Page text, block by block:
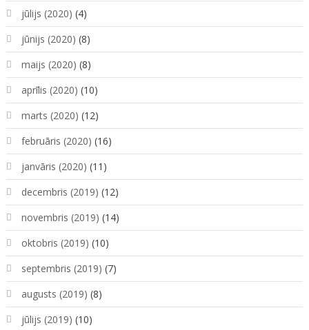
jūlijs (2020) (4)
jūnijs (2020) (8)
maijs (2020) (8)
aprīlis (2020) (10)
marts (2020) (12)
februāris (2020) (16)
janvāris (2020) (11)
decembris (2019) (12)
novembris (2019) (14)
oktobris (2019) (10)
septembris (2019) (7)
augusts (2019) (8)
jūlijs (2019) (10)